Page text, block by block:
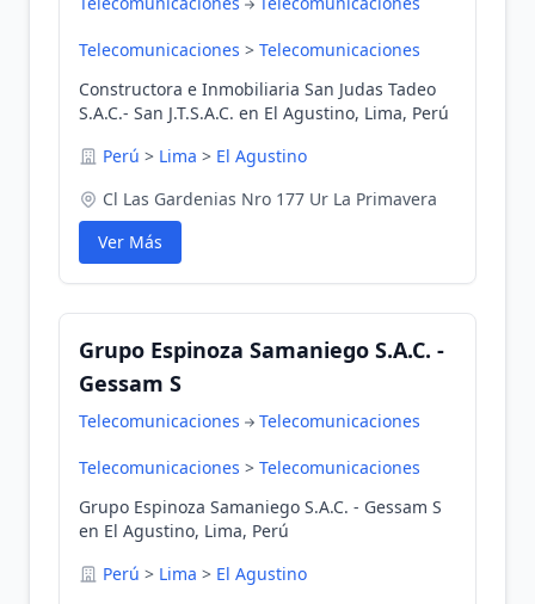
Telecomunicaciones > Telecomunicaciones
Constructora e Inmobiliaria San Judas Tadeo
S.A.C.- San J.T.S.A.C. en El Agustino, Lima, Perú
Perú > Lima > El Agustino
Cl Las Gardenias Nro 177 Ur La Primavera
Ver Más
Grupo Espinoza Samaniego S.A.C. -
Gessam S
Telecomunicaciones Telecomunicaciones
Telecomunicaciones > Telecomunicaciones
Grupo Espinoza Samaniego S.A.C. - Gessam S
en El Agustino, Lima, Perú
Perú > Lima > El Agustino